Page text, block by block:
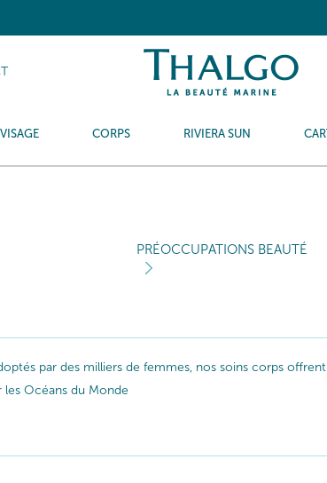
VISAGE CORPS RIVIERA SUN
PRÉOCCUPATIONS BEAUTÉ
par des milliers de femmes, nos soins corps
Océans du Monde